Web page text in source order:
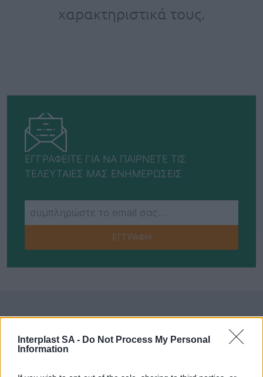
Interplast SA - Do Not Process My Personal
Information
χαρακτηριστικά τους.
ΕΓΓΡΑΦΕΙΤΕ ΓΙΑ ΝΑ ΠΑΙΡΝΕΤΕ ΤΙΣ
ΤΕΛΕΥΤΑΙΕΣ ΜΑΣ ΕΝΗΜΕΡΩΣΕΙΣ
ΕΓΓΡΑΦΗ
Social Media